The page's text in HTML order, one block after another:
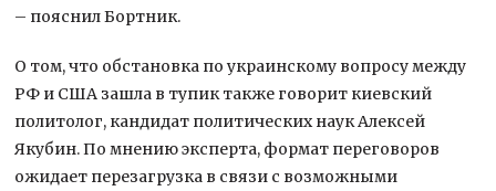
– пояснил Бортник.
О том, что обстановка по украинскому вопросу между
РФ и США зашла в тупик также говорит киевский
политолог, кандидат политических наук Алексей
Якубин. По мнению эксперта, формат переговоров
ожидает перезагрузка в связи с возможными